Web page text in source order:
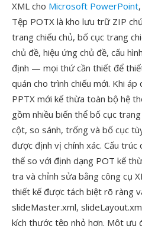
XML cho Microsoft PowerPoint
Tệp POTX là kho lưu trữ ZIP
trang chiếu chủ, bố cục trang
chủ đề, hiệu ứng chủ đề, cấu
định — mọi thứ cần thiết để
quán cho trình chiếu mới. Khi
PPTX mới kế thừa toàn bộ hệ
gồm nhiều biến thể bố cục
cột, so sánh, trống và bố cục
được định vị chính xác. Cấu
thế so với định dạng POT kế
tra và chỉnh sửa bằng công cụ
thiết kế được tách biệt rõ ràng
slideMaster.xml,
kích thước tệp nhỏ hơn. Một ưu